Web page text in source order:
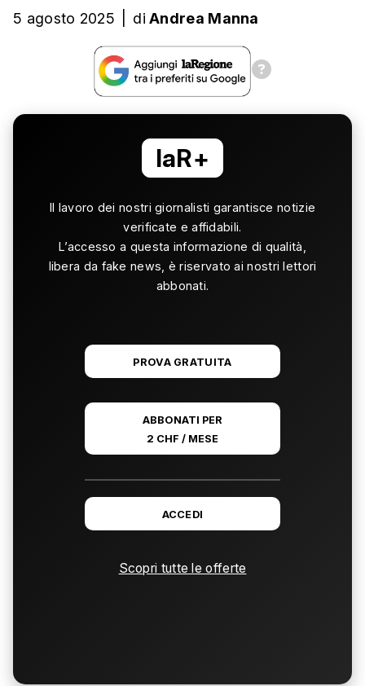
5 agosto 2025 di Andrea Manna
laR+
Il lavoro dei nostri giornalisti garantisce notizie
verificate e affidabili.
L’accesso a questa informazione di qualità,
libera da fake news, è riservato ai nostri lettori
abbonati.
PROVA GRATUITA
ABBONATI PER
2 CHF / MESE
ACCEDI
Scopri tutte le offerte